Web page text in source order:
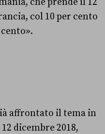
col 10 per cento
affrontato il tema in
dicembre 2018,